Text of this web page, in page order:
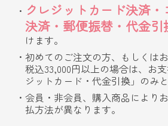
クレジットカード決済
決済・郵便振替・代金引
けます。
初めてのご注文の方、もしくは
税込33,000円以上の場合は、お
ジットカード・代金引換」のみと
会員・非会員、購入商品により
払方法が異なります。